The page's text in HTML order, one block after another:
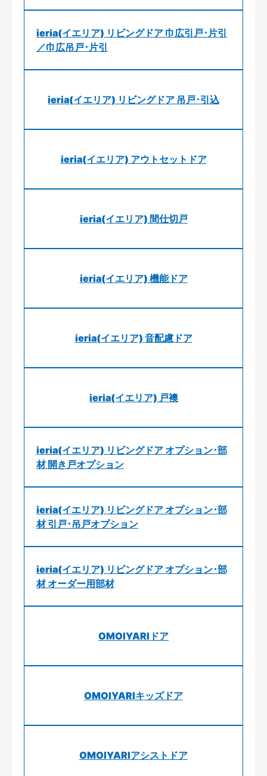
ieria(イエリア) リビングドア 巾広引戸･片引
／巾広吊戸･片引
ieria(イエリア) リビングドア 吊戸･引込
ieria(イエリア) アウトセットドア
ieria(イエリア) 間仕切戸
ieria(イエリア) 機能ドア
ieria(イエリア) 音配慮ドア
ieria(イエリア) 戸襖
ieria(イエリア) リビングドア オプション･部
材 開き戸オプション
ieria(イエリア) リビングドア オプション･部
材 引戸･吊戸オプション
ieria(イエリア) リビングドア オプション･部
材 オーダー用部材
OMOIYARIドア
OMOIYARIキッズドア
OMOIYARIアシストドア